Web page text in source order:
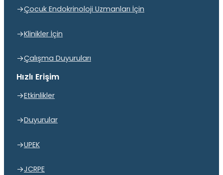
Çocuk Endokrinoloji Uzmanları İçin
Klinikler İçin
Çalışma Duyuruları
Hızlı Erişim
Etkinlikler
Duyurular
UPEK
JCRPE